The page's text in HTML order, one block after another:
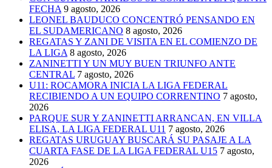
FECHA 9 agosto, 2026
LEONEL BAUDUCO CONCENTRÓ PENSANDO EN
EL SUDAMERICANO 8 agosto, 2026
REGATAS Y ZANI DE VISITA EN EL COMIENZO DE
LA LIGA 8 agosto, 2026
ZANINETTI Y UN MUY BUEN TRIUNFO ANTE
CENTRAL 7 agosto, 2026
U11: ROCAMORA INICIA LA LIGA FEDERAL
RECIBIENDO A UN EQUIPO CORRENTINO 7 agosto,
2026
PARQUE SUR Y ZANINETTI ARRANCAN, EN VILLA
ELISA, LA LIGA FEDERAL U11 7 agosto, 2026
REGATAS URUGUAY BUSCARÁ SU PASAJE A LA
CUARTA FASE DE LA LIGA FEDERAL U15 7 agosto,
2026